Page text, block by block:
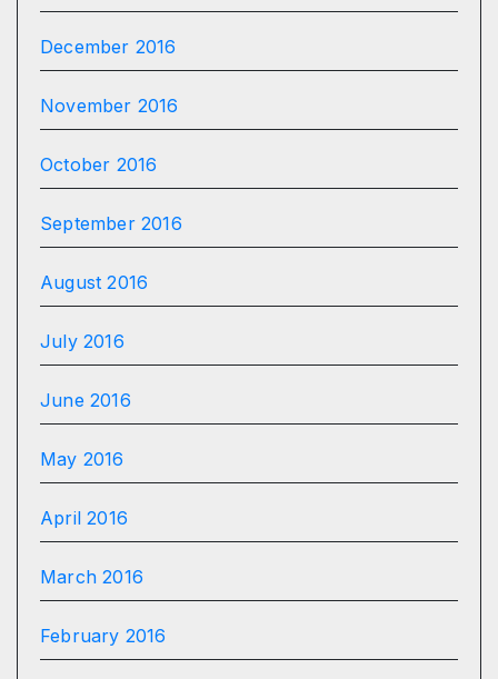
December 2016
November 2016
October 2016
September 2016
August 2016
July 2016
June 2016
May 2016
April 2016
March 2016
February 2016